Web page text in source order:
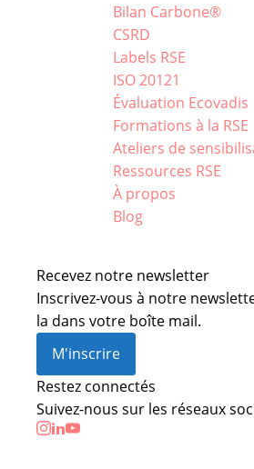
Bilan Carbone®
CSRD
Labels RSE
ISO 20121
Évaluation Ecovadis
Formations à la RSE
Ateliers de
Ressources RSE
À propos
Blog
Recevez notre newsletter
Inscrivez-vous à notre
la dans votre boîte mail.
M'inscrire
Restez connectés
Suivez-nous sur les réseaux